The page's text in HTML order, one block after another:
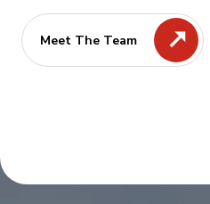
Meet The Team